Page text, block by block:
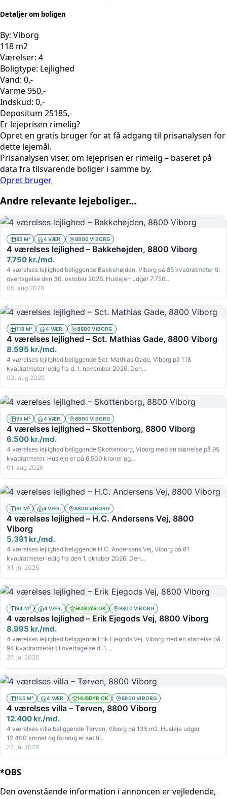
Detaljer om boligen
By: Viborg
118 m2
Værelser: 4
Boligtype: Lejlighed
Vand: 0,-
Varme 950,-
Indskud: 0,-
Depositum 25185,-
Er lejeprisen rimelig?
Opret en gratis bruger for at få adgang til prisanalysen for
dette lejemål.
Prisanalysen viser, om lejeprisen er rimelig – baseret på
data fra tilsvarende boliger i samme by.
Opret bruger
Andre relevante lejeboliger...
85 M² 4 VÆR. 8800 VIBORG
4 værelses lejlighed – Bakkehøjden, 8800 Viborg
7.750 kr./md.
4 værelses lejlighed beliggende Bakkehøjden, Viborg på 85 kvadratmeter til
overtagelse den 30. oktober 2026. Huslejen udgør 7.750…
05. aug 2026
118 M² 4 VÆR. 8800 VIBORG
4 værelses lejlighed – Sct. Mathias Gade, 8800 Viborg
8.595 kr./md.
4 værelses lejlighed beliggende Sct. Mathias Gade, Viborg på 118
kvadratmeter ledig fra d. 1. november 2026. Den…
03. aug 2026
95 M² 4 VÆR. 8800 VIBORG
4 værelses lejlighed – Skottenborg, 8800 Viborg
6.500 kr./md.
4 værelses lejlighed beliggende Skottenborg, Viborg med en størrelse på 95
kvadratmeter. Husleje er på 6.500 kroner og…
01. aug 2026
81 M² 4 VÆR. 8800 VIBORG
4 værelses lejlighed – H.C. Andersens Vej, 8800
Viborg
5.391 kr./md.
4 værelses lejlighed beliggende H.C. Andersens Vej, Viborg på 81
kvadratmeter ledig fra den 1. oktober 2026. Den…
31. jul 2026
94 M² 4 VÆR. HUSDYR OK 8800 VIBORG
4 værelses lejlighed – Erik Ejegods Vej, 8800 Viborg
8.995 kr./md.
4 værelses lejlighed beliggende Erik Ejegods Vej, Viborg med en størrelse på
94 kvadratmeter til overtagelse d. 1.…
27. jul 2026
135 M² 4 VÆR. HUSDYR OK 8800 VIBORG
4 værelses villa – Tørven, 8800 Viborg
12.400 kr./md.
4 værelses villa beliggende Tørven, Viborg på 135 m2. Husleje udgør
12.400 kroner og forbrug er sat til…
27. jul 2026
*OBS
Den ovenstående information i annoncen er vejledende,